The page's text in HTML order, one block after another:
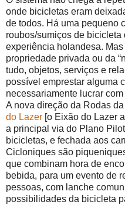
onde bicicletas eram
de todos. Há uma pequeno
roubos/sumiços de
experiência holandesa.
propriedade privada ou da
tudo, objetos, serviços e
possível emprestar alguma
necessariamente lucrar
A nova direção da Rodas
do Lazer [o Eixão do Lazer
a principal via do Plano
bicicletas, e fechada aos
Cicloniques são
que combinam hora de
bebida, para um evento de
pessoas, com lanche
possibilidades da bicicleta